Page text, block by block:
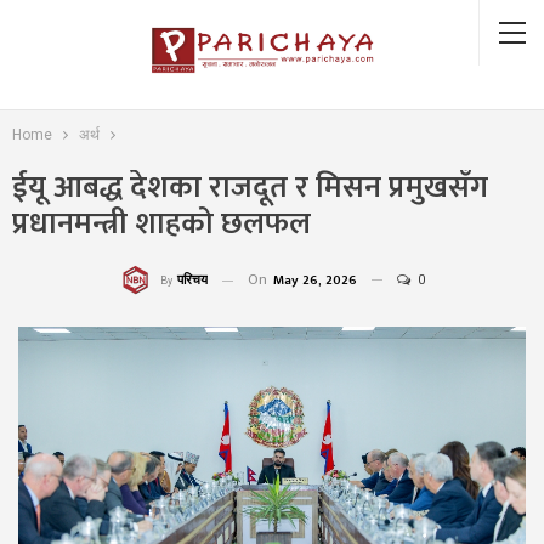
Home अर्थ
ईयू आबद्ध देशका राजदूत र मिसन प्रमुखसँग
प्रधानमन्त्री शाहको छलफल
By परिचय On May 26, 2026 0